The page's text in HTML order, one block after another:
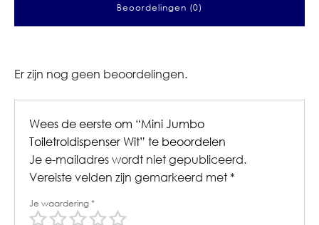
Beoordelingen (0)
Er zijn nog geen beoordelingen.
Wees de eerste om “Mini Jumbo
Toiletroldispenser Wit” te beoordelen
Je e-mailadres wordt niet gepubliceerd.
Vereiste velden zijn gemarkeerd met *
Je waardering*